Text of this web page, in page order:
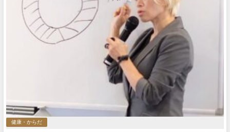
健康・からだ